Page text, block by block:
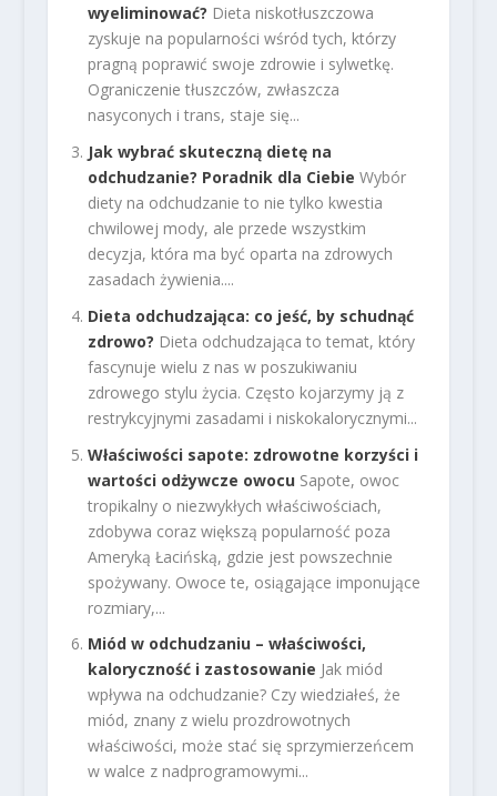
wyeliminować? Dieta niskotłuszczowa
zyskuje na popularności wśród tych, którzy
pragną poprawić swoje zdrowie i sylwetkę.
Ograniczenie tłuszczów, zwłaszcza
nasyconych i trans, staje się...
Jak wybrać skuteczną dietę na
odchudzanie? Poradnik dla Ciebie Wybór
diety na odchudzanie to nie tylko kwestia
chwilowej mody, ale przede wszystkim
decyzja, która ma być oparta na zdrowych
zasadach żywienia....
Dieta odchudzająca: co jeść, by schudnąć
zdrowo? Dieta odchudzająca to temat, który
fascynuje wielu z nas w poszukiwaniu
zdrowego stylu życia. Często kojarzymy ją z
restrykcyjnymi zasadami i niskokalorycznymi...
Właściwości sapote: zdrowotne korzyści i
wartości odżywcze owocu Sapote, owoc
tropikalny o niezwykłych właściwościach,
zdobywa coraz większą popularność poza
Ameryką Łacińską, gdzie jest powszechnie
spożywany. Owoce te, osiągające imponujące
rozmiary,...
Miód w odchudzaniu – właściwości,
kaloryczność i zastosowanie Jak miód
wpływa na odchudzanie? Czy wiedziałeś, że
miód, znany z wielu prozdrowotnych
właściwości, może stać się sprzymierzeńcem
w walce z nadprogramowymi...